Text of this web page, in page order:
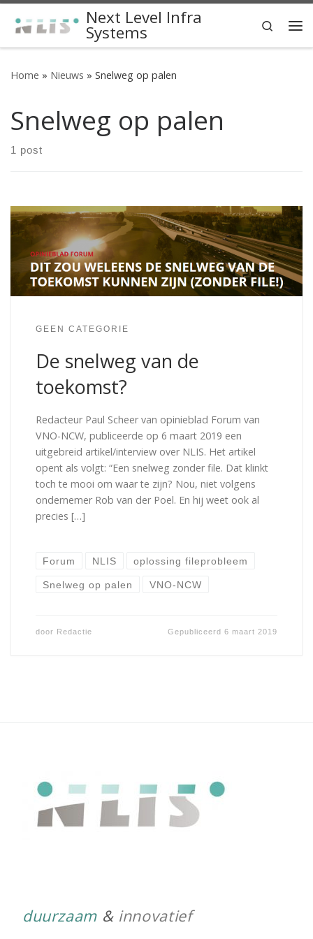
Skip to contentNext Level Infra
Systems
Search
Home » Nieuws » Snelweg op palen
Snelweg op palen
1 post
GEEN CATEGORIE
De snelweg van de
toekomst?
Redacteur Paul Scheer van opinieblad Forum van
VNO-NCW, publiceerde op 6 maart 2019 een
uitgebreid artikel/interview over NLIS. Het artikel
opent als volgt: “Een snelweg zonder file. Dat klinkt
toch te mooi om waar te zijn? Nou, niet volgens
ondernemer Rob van der Poel. En hij weet ook al
precies […]
Forum NLIS oplossing fileprobleem
Snelweg op palen VNO-NCW
door Redactie Gepubliceerd6 maart 2019
duurzaam & innovatief